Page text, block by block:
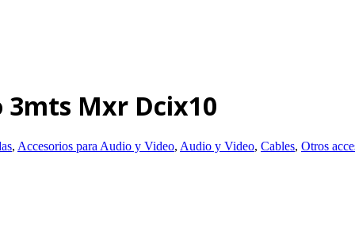
3mts Mxr Dcix10
, Accesorios para Audio y Video, Audio y Video, Cables, Otros